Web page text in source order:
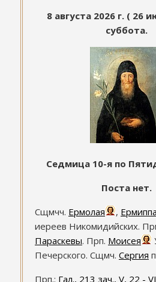
8 августа 2026 г. ( 26
суббота.
Седмица 10-я по
Поста нет.
Сщмчч. Ермолая , Ермиппа
иереев Никомидийских.
Параскевы. Прп. Моисея
Печерского. Сщмч. Сергия
Прп.: Гал., 213 зач., V, 22 -